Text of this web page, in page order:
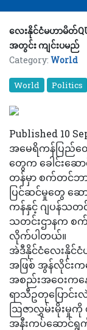
လေးနိုင်ငံမဟာမိတ်
အတွင်း ကျင်းပမည်
Category: World
World Politics
Published 10
အမေရိကန်ပြည်ထေ
တွေက ခေါင်းဆေ
တန်မှာ စက်တင်ဘ
ပြင်ဆင်မှုတွေ ဆ
ကန်နှင့် ဂျပန်သတ
သတင်းဌာနက စ
လိုက်ပါတယ်။
အဲဒီနိုင်ငံလေးနိုင်
အဖြစ် အွန်လိုင်း
အစည်းအဝေးကန
ရာသီဥတုပြောင်
ဩဇာလွှမ်းမိုးမှုကို
အနီးကပ်ဆောင်